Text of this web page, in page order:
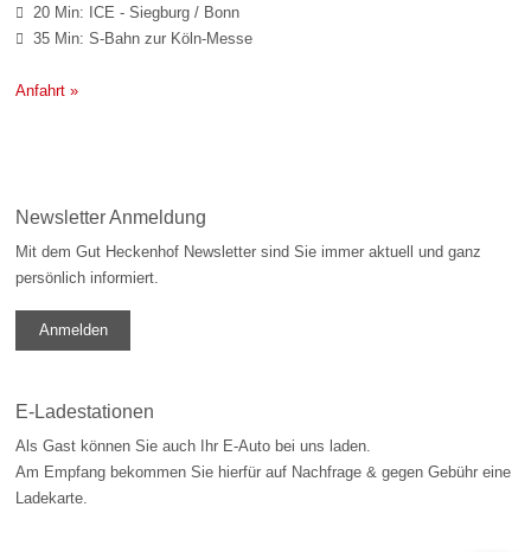
 20 Min: ICE - Siegburg / Bonn
 35 Min: S-Bahn zur Köln-Messe
Anfahrt »
Newsletter Anmeldung
Mit dem Gut Heckenhof Newsletter sind Sie immer aktuell und ganz
persönlich informiert.
Anmelden
E-Ladestationen
Als Gast können Sie auch Ihr E-Auto bei uns laden.
Am Empfang bekommen Sie hierfür auf Nachfrage & gegen Gebühr eine
Ladekarte.